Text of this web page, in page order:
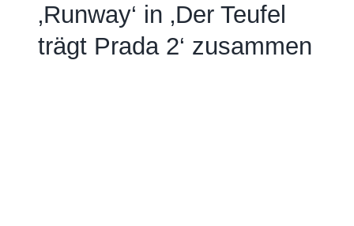
‚Runway‘ in ‚Der Teufel
trägt Prada 2‘ zusammen